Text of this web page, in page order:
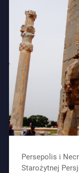
Persepolis i
Starożytnej